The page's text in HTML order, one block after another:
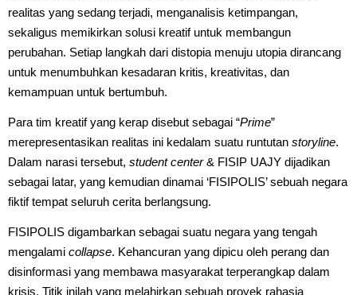
realitas yang sedang terjadi, menganalisis ketimpangan,
sekaligus memikirkan solusi kreatif untuk membangun
perubahan. Setiap langkah dari distopia menuju utopia dirancang
untuk menumbuhkan kesadaran kritis, kreativitas, dan
kemampuan untuk bertumbuh.
Para tim kreatif yang kerap disebut sebagai “Prime”
merepresentasikan realitas ini kedalam suatu runtutan storyline.
Dalam narasi tersebut, student center& FISIP UAJY dijadikan
sebagai latar, yang kemudian dinamai ‘FISIPOLIS’ sebuah negara
fiktif tempat seluruh cerita berlangsung.
FISIPOLIS digambarkan sebagai suatu negara yang tengah
mengalami collapse. Kehancuran yang dipicu oleh perang dan
disinformasi yang membawa masyarakat terperangkap dalam
krisis. Titik inilah yang melahirkan sebuah proyek rahasia